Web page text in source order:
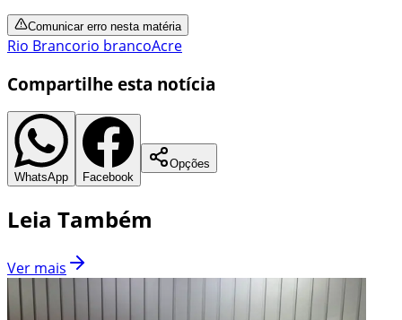
Comunicar erro nesta matéria
Rio Brancorio brancoAcre
Compartilhe esta notícia
WhatsApp Facebook
Opções
Leia Também
Ver mais